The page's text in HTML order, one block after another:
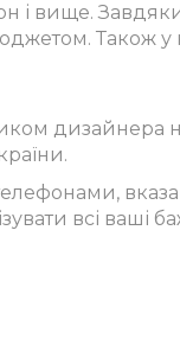
і вище.
Також
дизайнера
всі ваші